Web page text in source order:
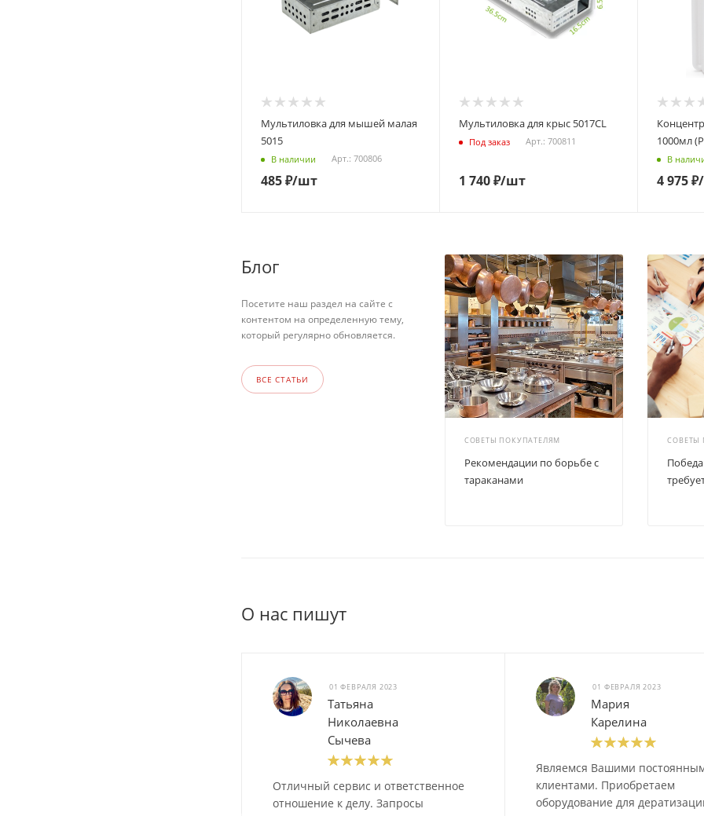
Мультиловка для мышей малая
5015
В наличии Арт.: 700806
485₽/шт
Мультиловка для крыс 5017CL
Под заказ Арт.: 700811
1 740₽/шт
1000мл
В
4 975₽
Блог
Посетите наш раздел на сайте с
контентом на определенную тему,
который регулярно обновляется.
ВСЕ СТАТЬИ
СОВЕТЫ ПОКУПАТЕЛЯМ
Рекомендации по борьбе с
тараканами
СОВЕТЫ
О нас пишут
01 ФЕВРАЛЯ 2023
Татьяна
Николаевна
Сычева
Отличный сервис и ответственное
отношение к делу. Запросы
01 ФЕВРАЛЯ 2023
Мария
Карелина
Являемся Вашими
клиентами. Приобретаем
оборудование для